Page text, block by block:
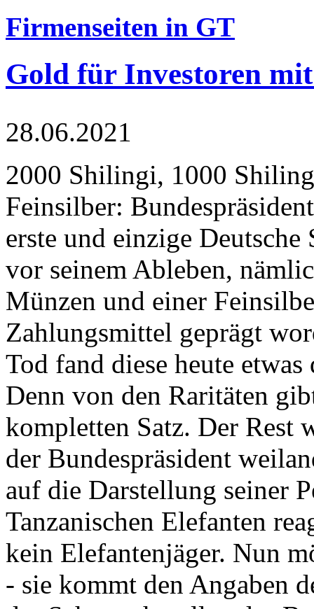
Firmenseiten in GT
Gold für Investoren
28.06.2021
2000 Shilingi, 1000
Feinsilber:
erste und einzige Deutsche
vor seinem Ableben,
Münzen und einer
Zahlungsmittel geprägt
Tod fand diese heute
Denn von den Raritäten
kompletten Satz. Der Rest
der Bundespräsident
auf die Darstellung seiner
Tanzanischen Elefanten
kein Elefantenjäger. Nun
- sie kommt den Angaben